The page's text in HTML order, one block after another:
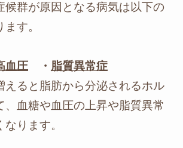
候群が原因となる病気は以下の
す。
血圧・ 脂質異常症
ると脂肪から分泌されるホル
、血糖や血圧の上昇や脂質異常
ります。